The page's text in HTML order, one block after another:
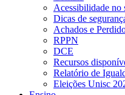
Acessibilidade no
Dicas de
Achados e
RPPN
DCE
Recursos
Relatório de
Eleições Unisc